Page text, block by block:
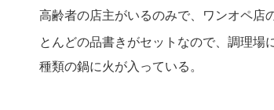
高齢者の店主がいるのみで、ワンオペ店
とんどの品書きがセットなので、調理場
種類の鍋に火が入っている。